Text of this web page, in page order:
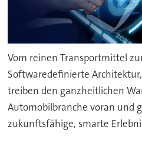
Vom reinen Transportmittel
Softwaredefinierte
treiben den ganzheitlichen
Automobilbranche voran und
zukunftsfähige, smarte